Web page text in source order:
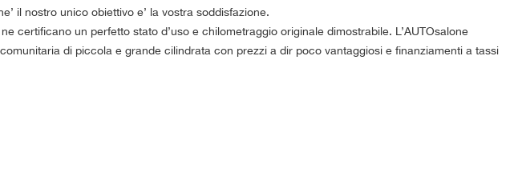
il nostro unico obiettivo e’ la vostra soddisfazione.
certificano un perfetto stato d’uso e chilometraggio originale dimostrabile. L’AUTOsalone
di piccola e grande cilindrata con prezzi a dir poco vantaggiosi e finanziamenti a tassi